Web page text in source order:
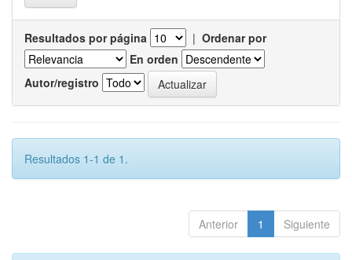
Resultados por página | Ordenar por
En orden
Autor/registro
Resultados 1-1 de 1.
Anterior 1 Siguiente